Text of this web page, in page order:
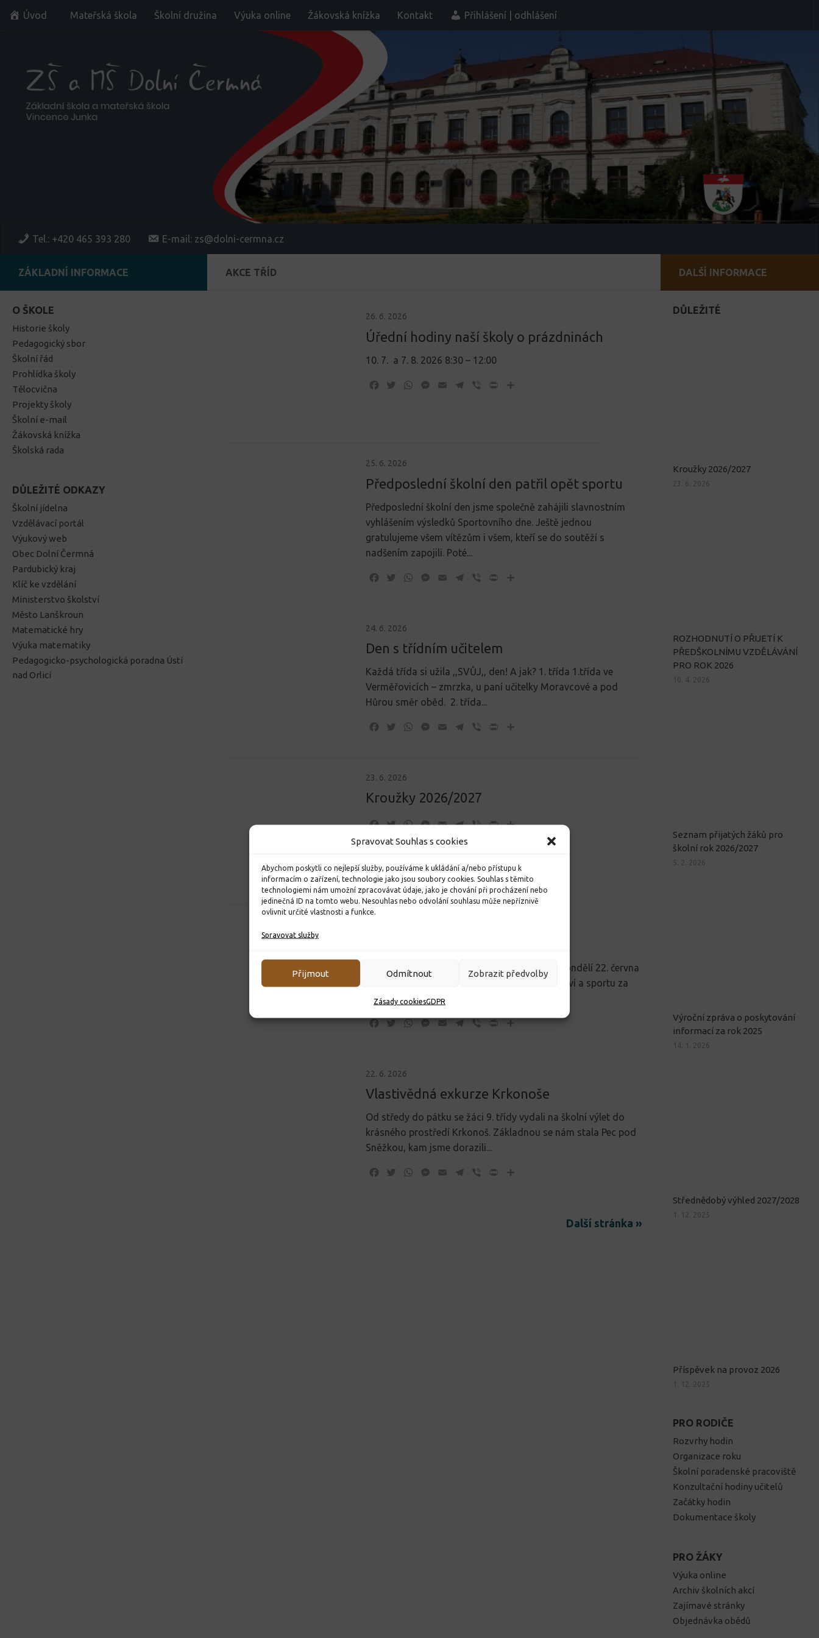
Spravovat Souhlas s cookies
Abychom poskytli co nejlepší služby, používáme k ukládání a/nebo přístupu k
informacím o zařízení, technologie jako jsou soubory cookies. Souhlas s těmito
technologiemi nám umožní zpracovávat údaje, jako je chování při procházení nebo
jedinečná ID na tomto webu. Nesouhlas nebo odvolání souhlasu může nepříznivě
ovlivnit určité vlastnosti a funkce.
Spravovat služby
Přijmout Odmítnout Zobrazit předvolby
Zásady cookiesGDPR
Skip to content
Úvod Mateřská škola Školní družina Výuka online Žákovská knížka Kontakt Přihlášení | odhlášení
Tel.: +420 465 393 280 E-mail: zs@dolni-cermna.cz
AKCE TŘÍD
26. 6. 2026
Úřední hodiny naší školy o prázdninách
10. 7. a 7. 8. 2026 8:30 – 12:00
Facebook
TwitterWhatsApp
Messenger
Email Telegram
Viber Print
25. 6. 2026
Předposlední školní den patřil opět sportu
Předposlední školní den jsme společně zahájili slavnostním
vyhlášením výsledků Sportovního dne. Ještě jednou
gratulujeme všem vítězům i všem, kteří se do soutěží s
nadšením zapojili. Poté...
Facebook
TwitterWhatsApp
Messenger
Email Telegram
Viber Print
24. 6. 2026
Den s třídním učitelem
Každá třída si užila ,,SVŮJ,, den! A jak? 1. třída 1.třída ve
Verměřovicích – zmrzka, u paní učitelky Moravcové a pod
Hůrou směr oběd. 2. třída...
Facebook
TwitterWhatsApp
Messenger
Email Telegram
Viber Print
23. 6. 2026
Kroužky 2026/2027
Facebook
TwitterWhatsApp
Messenger
EmailTelegram
ViberPrintShare
Poslední týden školního roku jsme zahájili v pondělí 22. června
sportovním dnem, který proběhl v Areálu zdraví a sportu za
účasti všech tříd. O organizaci jednotlivých...
Facebook
TwitterWhatsApp
Messenger
EmailTelegram
Viber Print
22. 6. 2026
Vlastivědná exkurze Krkonoše
Od středy do pátku se žáci 9. třídy vydali na školní výlet do
krásného prostředí Krkonoš. Základnou se nám stala Pec pod
Sněžkou, kam jsme dorazili...
Facebook
TwitterWhatsApp
Messenger
Email Telegram
Viber Print
Další stránka »
ZÁKLADNÍ INFORMACE
O ŠKOLE
Historie školy
Pedagogický sbor
Školní řád
Prohlídka školy
Tělocvična
Projekty školy
Školní e-mail
Žákovská knížka
Školská rada
DŮLEŽITÉ ODKAZY
Školní jídelna
Vzdělávací portál
Výukový web
Obec Dolní Čermná
Pardubický kraj
Klíč ke vzdělání
Ministerstvo školství
Město Lanškroun
Matematické hry
Výuka matematiky
Pedagogicko-psychologická poradna Ústí
nad Orlicí
DALŠÍ INFORMACE
DŮLEŽITÉ
Kroužky 2026/2027
23. 6. 2026
ROZHODNUTÍ O PŘIJETÍ K
PŘEDŠKOLNÍMU VZDĚLÁVÁNÍ
PRO ROK 2026
10. 4. 2026
Seznam přijatých žáků pro
školní rok 2026/2027
5. 2. 2026
Výroční zpráva o poskytování
informací za rok 2025
14. 1. 2026
Střednědobý výhled 2027/2028
1. 12. 2025
Příspěvek na provoz 2026
1. 12. 2025
PRO RODIČE
Rozvrhy hodin
Organizace roku
Školní poradenské pracoviště
Konzultační hodiny učitelů
Začátky hodin
Dokumentace školy
PRO ŽÁKY
Výuka online
Archiv školních akcí
Zajímavé stránky
Objednávka obědů